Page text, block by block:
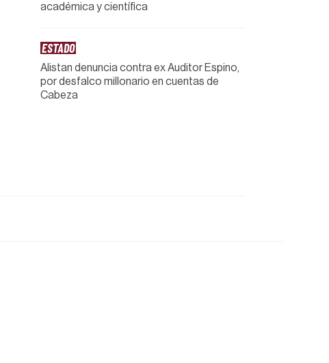
académica y científica
ESTADO
Alistan denuncia contra ex Auditor Espino,
por desfalco millonario en cuentas de
Cabeza